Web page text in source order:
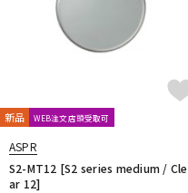
新品 WEB注文店頭受取可
ASPR
S2-MT12 [S2 series medium / Cle
ar 12]